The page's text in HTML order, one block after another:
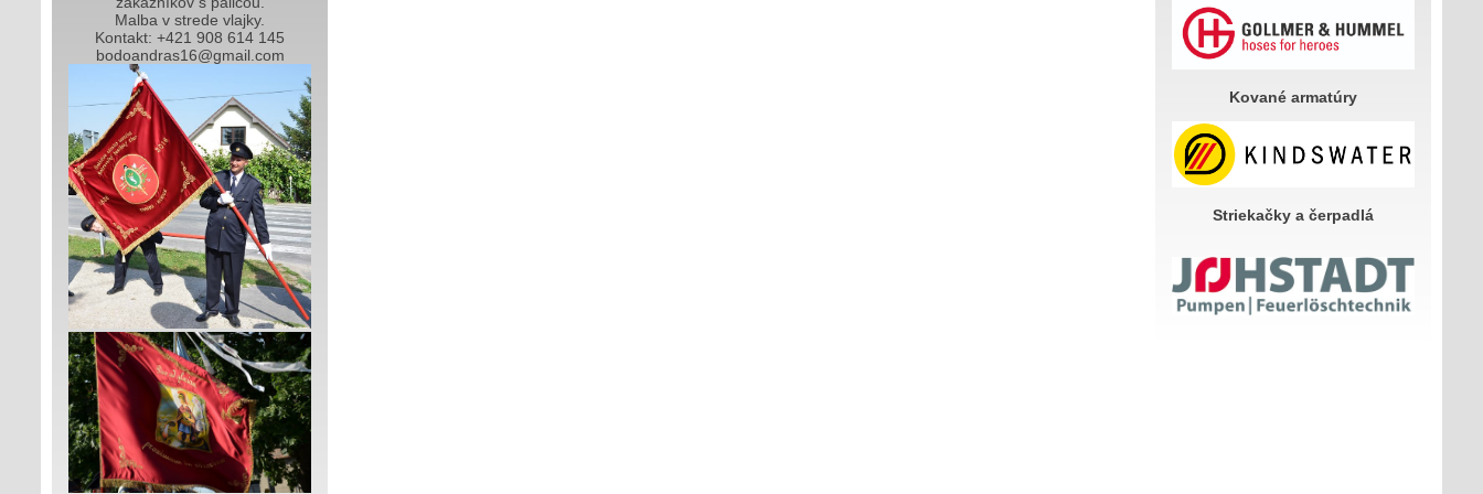
Malba v strede vlajky.
Kontakt: +421 908 614 145
bodoandras16@gmail.com
Kované armatúry
Striekačky a čerpadlá